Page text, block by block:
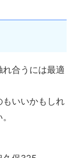
合うには最適
いいかもしれ